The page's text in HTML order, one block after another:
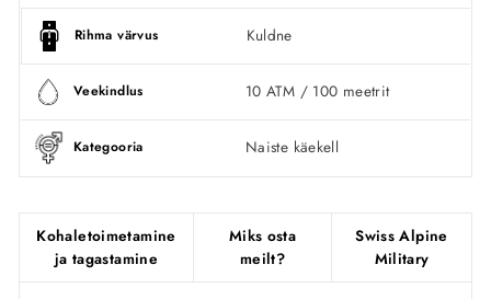
Rihma värvus Kuldne
Veekindlus 10 ATM / 100 meetrit
Kategooria Naiste käekell
Kohaletoimetamine
ja tagastamine
Miks osta
meilt?
Swiss Alpine
Military